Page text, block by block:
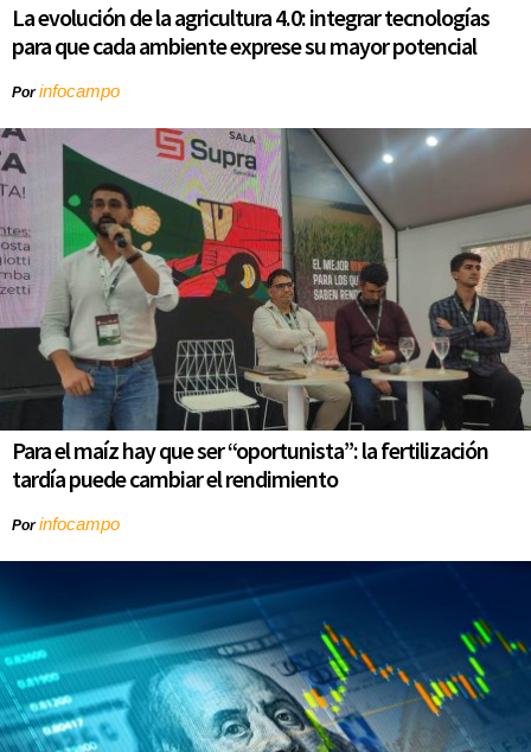
La evolución de la agricultura 4.0: integrar tecnologías
para que cada ambiente exprese su mayor potencial
Porinfocampo
Para el maíz hay que ser “oportunista”: la fertilización
tardía puede cambiar el rendimiento
Porinfocampo